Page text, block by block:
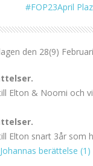
#FOP23April
den 28(9)
Elton & Noomi och
Elton snart 3år
berättelse (1)